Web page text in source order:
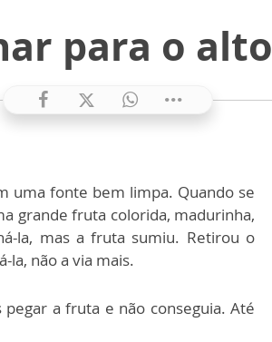
para o alto
uma fonte bem limpa. Quando se
grande fruta colorida, madurinha,
la, mas a fruta sumiu. Retirou o
la, não a via mais.
a fruta e não conseguia. Até